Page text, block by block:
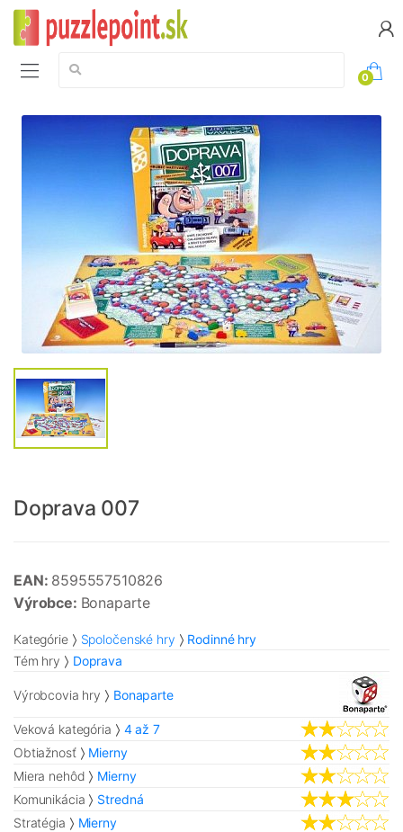
Vyhledávání:
0
Doprava 007
EAN: 8595557510826
Výrobce: Bonaparte
Kategórie Spoločenské hry
Rodinné hry
Tém hry
Doprava
Výrobcovia hry Bonaparte
Veková kategória
4 až 7
Obtiažnosť
Mierny
Miera nehôd
Mierny
Komunikácia
Stredná
Stratégia
Mierny